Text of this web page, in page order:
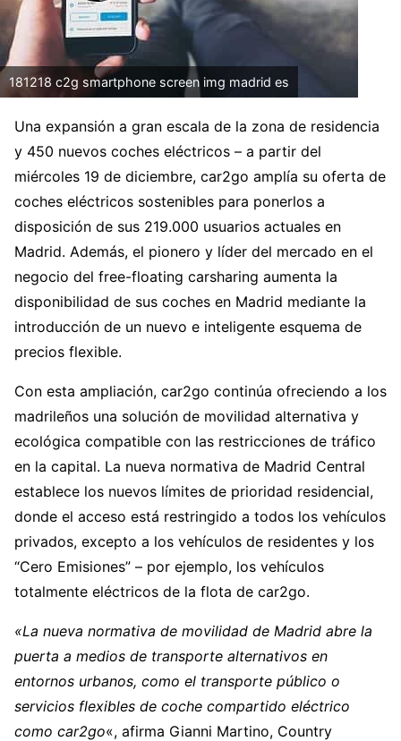
181218 c2g smartphone screen img madrid es
Una expansión a gran escala de la zona de residencia
y 450 nuevos coches eléctricos – a partir del
miércoles 19 de diciembre, car2go amplía su oferta de
coches eléctricos sostenibles para ponerlos a
disposición de sus 219.000 usuarios actuales en
Madrid. Además, el pionero y líder del mercado en el
negocio del free-floating carsharing aumenta la
disponibilidad de sus coches en Madrid mediante la
introducción de un nuevo e inteligente esquema de
precios flexible.
Con esta ampliación, car2go continúa ofreciendo a los
madrileños una solución de movilidad alternativa y
ecológica compatible con las restricciones de tráfico
en la capital. La nueva normativa de Madrid Central
establece los nuevos límites de prioridad residencial,
donde el acceso está restringido a todos los vehículos
privados, excepto a los vehículos de residentes y los
“Cero Emisiones” – por ejemplo, los vehículos
totalmente eléctricos de la flota de car2go.
«La nueva normativa de movilidad de Madrid abre la
puerta a medios de transporte alternativos en
entornos urbanos, como el transporte público o
servicios flexibles de coche compartido eléctrico
como car2go«, afirma Gianni Martino, Country